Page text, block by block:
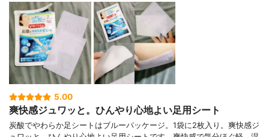
5.00
爽快感ジュワッと。ひんやり心地よい足用シート
炭酸でやわらか足シートはブルーパッケージ。1袋に2枚入り。爽快感ジ